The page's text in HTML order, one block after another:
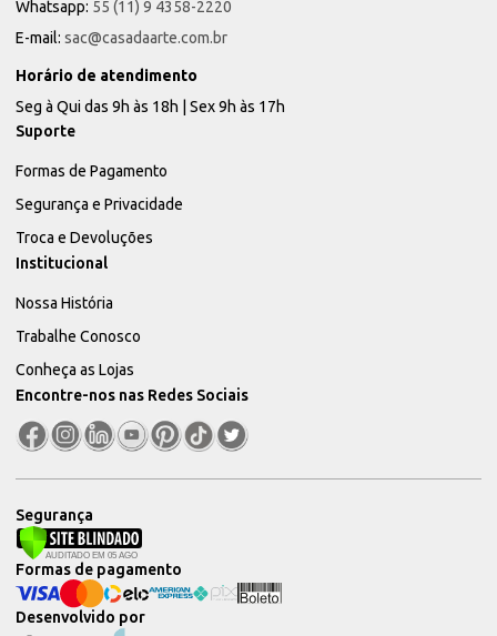
Whatsapp: 55 (11) 9 4358-2220
E-mail: sac@casadaarte.com.br
Horário de atendimento
Seg à Qui das 9h às 18h | Sex 9h às 17h
Suporte
Formas de Pagamento
Segurança e Privacidade
Troca e Devoluções
Institucional
Nossa História
Trabalhe Conosco
Conheça as Lojas
Encontre-nos nas Redes Sociais
Segurança
Desenvolvido por
Formas de pagamento